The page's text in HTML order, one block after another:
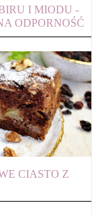
I MIODU -
ODPORNOŚĆ
CIASTO Z